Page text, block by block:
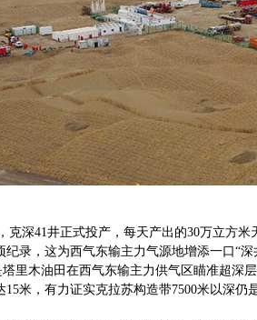
深41井正式投产，每天产出的30万立方米
录，这为西气东输主力气源地增添一口“深
木油田在西气东输主力供气区瞄准超深
米，有力证实克拉苏构造带7500米以深